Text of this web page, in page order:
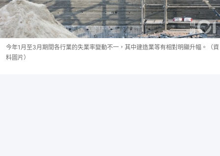
今年1月至3月期間各行業的失業率變動不一，其中建造業等有相對明顯升幅。（資
料圖片）